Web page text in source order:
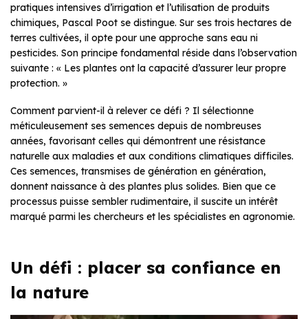
pratiques intensives d’irrigation et l’utilisation de produits
chimiques, Pascal Poot se distingue. Sur ses trois hectares de
terres cultivées, il opte pour une approche sans eau ni
pesticides. Son principe fondamental réside dans l’observation
suivante : « Les plantes ont la capacité d’assurer leur propre
protection. »
Comment parvient-il à relever ce défi ? Il sélectionne
méticuleusement ses semences depuis de nombreuses
années, favorisant celles qui démontrent une résistance
naturelle aux maladies et aux conditions climatiques difficiles.
Ces semences, transmises de génération en génération,
donnent naissance à des plantes plus solides. Bien que ce
processus puisse sembler rudimentaire, il suscite un intérêt
marqué parmi les chercheurs et les spécialistes en agronomie.
Un défi : placer sa confiance en
la nature